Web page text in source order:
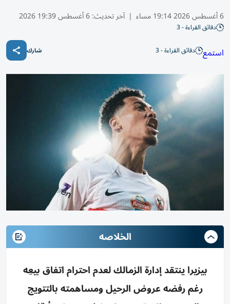
6 أغسطس 2026 19:14 مساء | آخر تحديث:6 أغسطس 19:39 2026
دقائق القراءة - 3
استمع دقائق القراءة - 3 شارك
الخلاصه
بيزيرا ينتقد إدارة الزمالك لعدم احترام اتفاق بيعِه
رغم رفضه عروض الرحيل ومساهمته بالتتويج